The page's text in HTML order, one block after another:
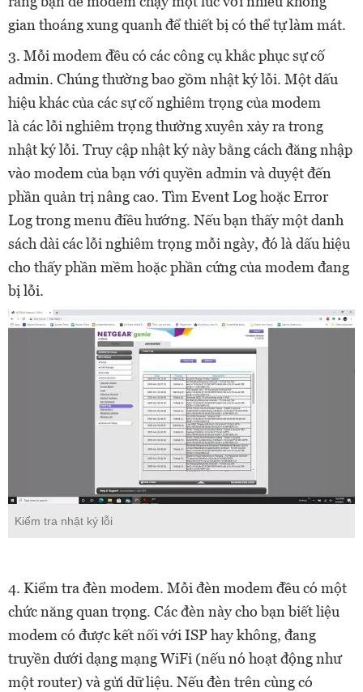
gian thoáng xung quanh để thiết bị có thể tự làm mát.
3. Mỗi modem đều có các công cụ khắc phục sự cố
admin. Chúng thường bao gồm nhật ký lỗi. Một dấu
hiệu khác của các sự cố nghiêm trọng của modem
là các lỗi nghiêm trọng thường xuyên xảy ra trong
nhật ký lỗi. Truy cập nhật ký này bằng cách đăng nhập
vào modem của bạn với quyền admin và duyệt đến
phần quản trị nâng cao. Tìm Event Log hoặc Error
Log trong menu điều hướng. Nếu bạn thấy một danh
sách dài các lỗi nghiêm trọng mỗi ngày, đó là dấu hiệu
cho thấy phần mềm hoặc phần cứng của modem đang
bị lỗi.
Kiểm tra nhật ký lỗi
4. Kiểm tra đèn modem. Mỗi đèn modem đều có một
chức năng quan trọng. Các đèn này cho bạn biết liệu
modem có được kết nối với ISP hay không, đang
truyền dưới dạng mạng WiFi (nếu nó hoạt động như
một router) và gửi dữ liệu. Nếu đèn trên cùng có